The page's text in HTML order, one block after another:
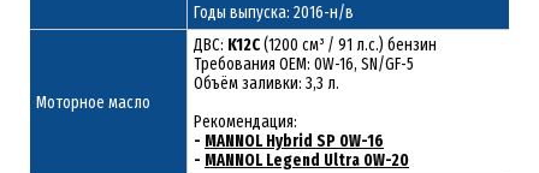
Годы выпуска: 2016-н/в
Моторное масло
ДВС: K12C(1200 см³ / 91 л.с.) бензин
Требования ОЕМ: 0W-16, SN/GF-5
Объём заливки: 3,3 л.
Рекомендация:
- MANNOL Hybrid SP 0W-16
- MANNOL Legend Ultra 0W-20